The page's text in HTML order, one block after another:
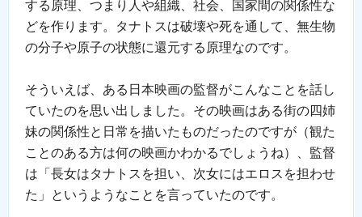
する原理、つまり人や組織、社会、国家間の関係性な
どを作ります。タナトスは破壊や死を通して、無生物
の分子や原子の状態に還元する原理なのです。
そういえば、ある日本映画の監督がこんなことを話し
ていたのを思い出しました。その映画はある街の四姉
妹の関係性と日常を描いたものだったのですが（観た
ことのある方は何の映画かわかるでしょうね）、監督
は「長女はタナトスを担い、次女にはエロスを担わせ
た」というようなことを言っていたのです。